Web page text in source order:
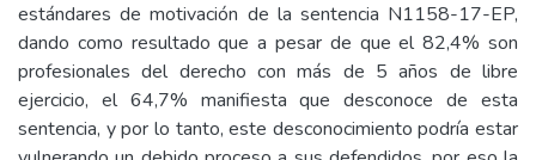
estándares de motivación de la sentencia N1158-17-EP,
dando como resultado que a pesar de que el 82,4% son
profesionales del derecho con más de 5 años de libre
ejercicio, el 64,7% manifiesta que desconoce de esta
sentencia, y por lo tanto, este desconocimiento podría estar